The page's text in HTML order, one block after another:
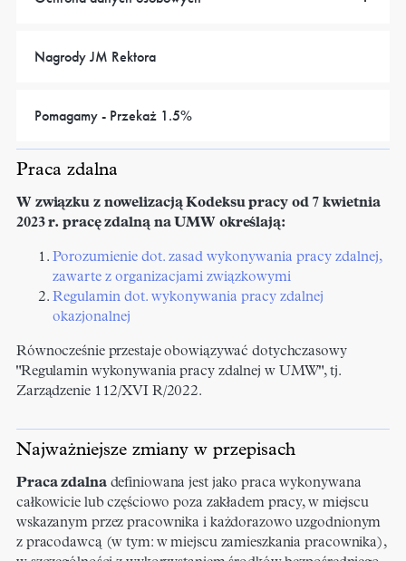
Nagrody JM Rektora
Pomagamy - Przekaż 1.5%
Praca zdalna
W związku z nowelizacją Kodeksu pracy od 7 kwietnia
2023 r. pracę zdalną na UMW określają:
Porozumienie dot. zasad wykonywania pracy zdalnej,
zawarte z organizacjami związkowymi
Regulamin dot. wykonywania pracy zdalnej
okazjonalnej
Równocześnie przestaje obowiązywać dotychczasowy
"Regulamin wykonywania pracy zdalnej w UMW", tj.
Zarządzenie 112/XVI R/2022.
Najważniejsze zmiany w przepisach
Praca zdalnadefiniowana jest jako praca wykonywana
całkowicie lub częściowo poza zakładem pracy, w miejscu
wskazanym przez pracownika i każdorazowo uzgodnionym
z pracodawcą (w tym: w miejscu zamieszkania pracownika),